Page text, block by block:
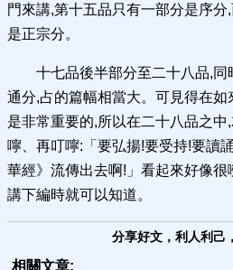
門來講,第十五品只有一部分是序
是正宗分。
十七品後半部分至二十八品,
通分,占的篇幅相當大。可見得在
是非常重要的,所以在二十八品之
嚀、再叮嚀:「要弘揚!要受持!要讀
華經》流傳出去啊!」看起來好像
講下編時就可以知道。
分享好文，利人利己
相關文章: